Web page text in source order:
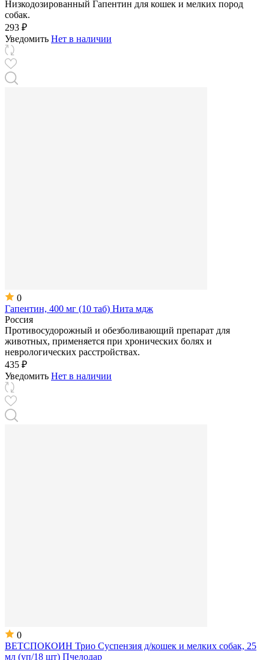
Низкодозированный Гапентин для кошек и мелких пород
собак.
293 ₽
Уведомить Нет в наличии
0
Гапентин, 400 мг (10 таб) Нита мдж
Россия
Противосудорожный и обезболивающий препарат для
животных, применяется при хронических болях и
неврологических расстройствах.
435 ₽
Уведомить Нет в наличии
0
ВЕТСПОКОИН Трио Суспензия д/кошек и мелких собак, 25
мл (уп/18 шт) Пчелодар